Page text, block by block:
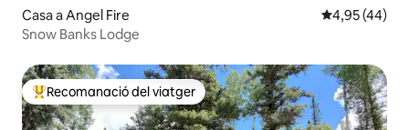
Casa a Angel Fire 4,95 de
4,95 (44)
Snow Banks Lodge
Principals recomanacions dels viatgers
Recomanació del viatger